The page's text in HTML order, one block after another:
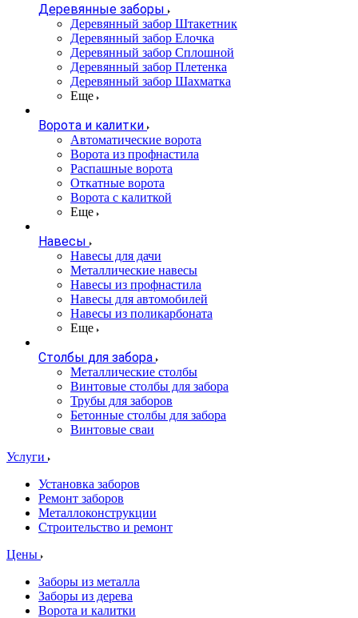
Деревянные заборы
Деревянный забор Штакетник
Деревянный забор Елочка
Деревянный забор Сплошной
Деревянный забор Плетенка
Деревянный забор Шахматка
Еще
Ворота и калитки
Автоматические ворота
Ворота из профнастила
Распашные ворота
Откатные ворота
Ворота с калиткой
Еще
Навесы
Навесы для дачи
Металлические навесы
Навесы из профнастила
Навесы для автомобилей
Навесы из поликарбоната
Еще
Столбы для забора
Металлические столбы
Винтовые столбы для забора
Трубы для заборов
Бетонные столбы для забора
Винтовые сваи
Услуги
Установка заборов
Ремонт заборов
Металлоконструкции
Строительство и ремонт
Цены
Заборы из металла
Заборы из дерева
Ворота и калитки